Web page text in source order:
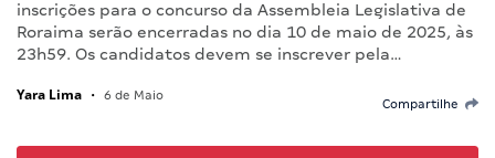
inscrições para o concurso da Assembleia Legislativa de
Roraima serão encerradas no dia 10 de maio de 2025, às
23h59. Os candidatos devem se inscrever pela…
Yara Lima • 6 de Maio
Compartilhe